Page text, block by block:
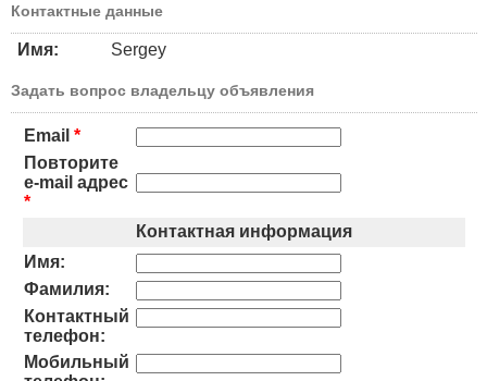
Контактные данные
Имя: Sergey
Задать вопрос владельцу объявления
Email *
Повторите
e-mail адрес
*
Контактная информация
Имя:
Фамилия:
Контактный
телефон:
Мобильный